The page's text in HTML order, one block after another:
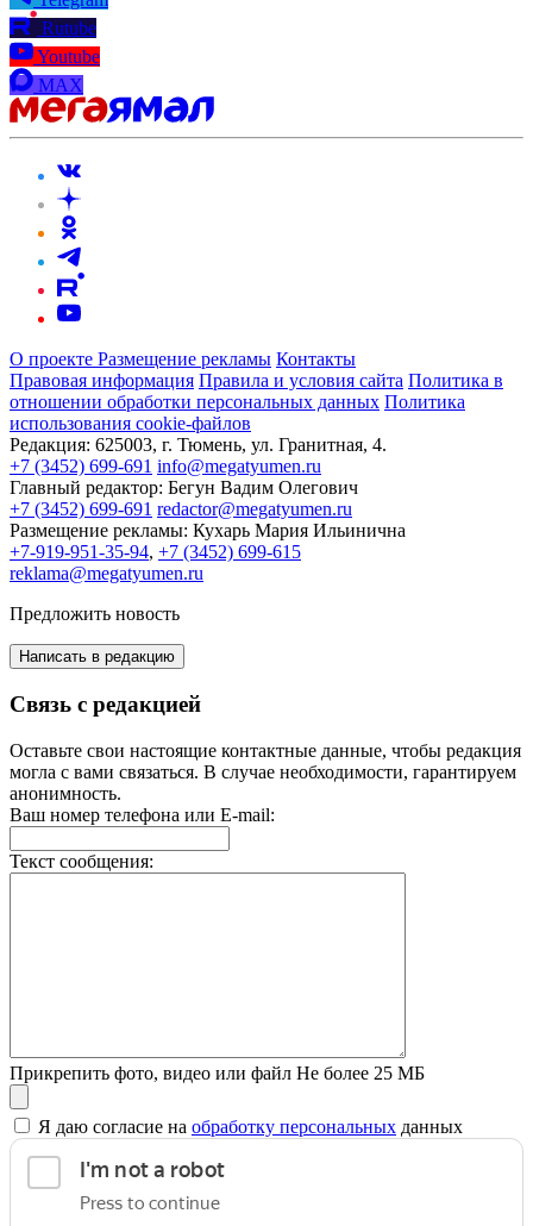
Rutube
Youtube
MAX
О проекте Размещение рекламы Контакты
Правовая информация Правила и условия сайта Политика в
отношении обработки персональных данных Политика
использования cookie-файлов
Редакция: 625003, г. Тюмень, ул. Гранитная, 4.
+7 (3452) 699-691 info@megatyumen.ru
Главный редактор: Бегун Вадим Олегович
+7 (3452) 699-691 redactor@megatyumen.ru
Размещение рекламы: Кухарь Мария Ильинична
+7-919-951-35-94, +7 (3452) 699-615
reklama@megatyumen.ru
Предложить новость
Написать в редакцию
Связь с редакцией
Оставьте свои настоящие контактные данные, чтобы редакция
могла с вами связаться. В случае необходимости, гарантируем
анонимность.
Ваш номер телефона или E-mail:
Текст сообщения:
Прикрепить фото, видео или файл Не более 25 МБ
Я даю согласие на обработку персональных данных